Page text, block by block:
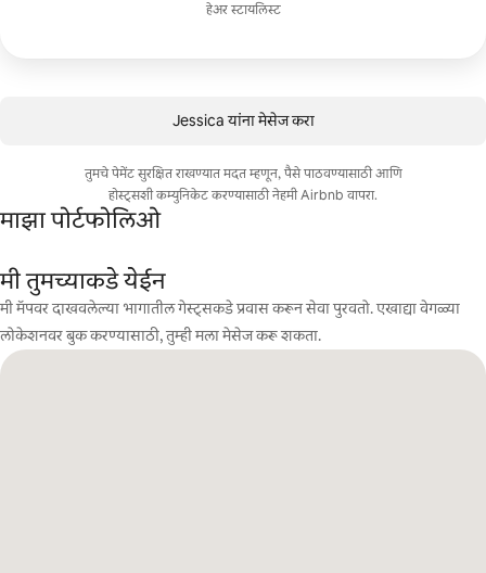
हेअर स्टायलिस्ट
Jessica यांना मेसेज करा
तुमचे पेमेंट सुरक्षित राखण्यात मदत म्हणून, पैसे पाठवण्यासाठी आणि
होस्ट्सशी कम्युनिकेट करण्यासाठी नेहमी Airbnb वापरा.
माझा पोर्टफोलिओ
मी तुमच्याकडे येईन
मी मॅपवर दाखवलेल्या भागातील गेस्ट्सकडे प्रवास करून सेवा पुरवतो. एखाद्या वेगळ्या
लोकेशनवर बुक करण्यासाठी, तुम्ही मला मेसेज करू शकता.